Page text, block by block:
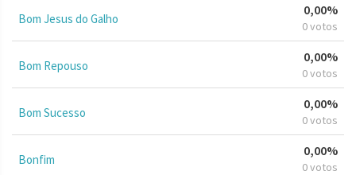
Bom Jesus do Galho
0,00%
0 votos
Bom Repouso
0,00%
0 votos
Bom Sucesso
0,00%
0 votos
Bonfim
0,00%
0 votos